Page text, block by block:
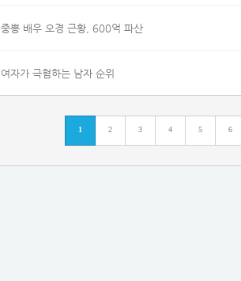
중뽕 배우 오경 근황, 600억 파산
여자가 극혐하는 남자 순위
1 2 3 4 5 6